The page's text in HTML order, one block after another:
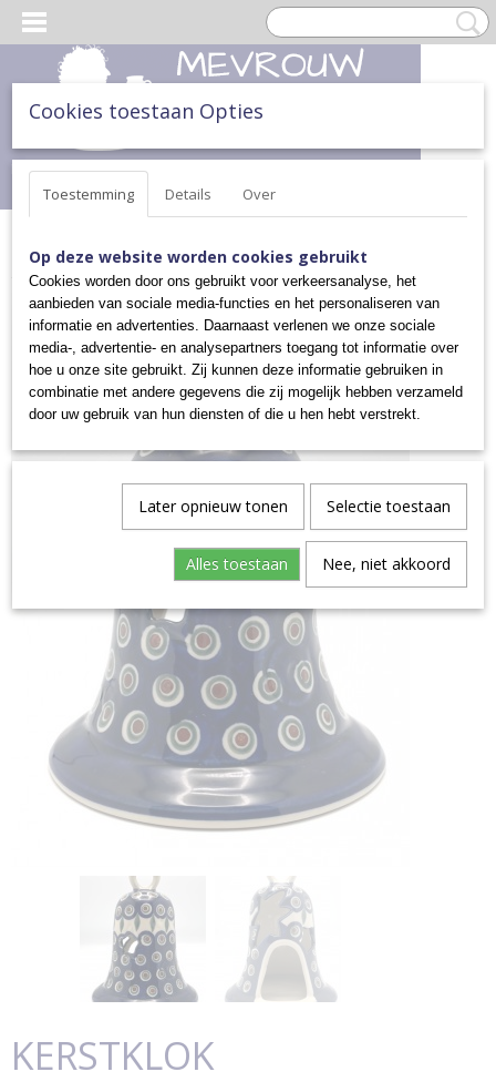
Inloggen Registreren
Home >KERST>KERSTKLOK
KERSTKLOK
Cookies toestaan Opties
Toestemming Details Over
Op deze website worden cookies gebruikt
Cookies worden door ons gebruikt voor verkeersanalyse, het
aanbieden van sociale media-functies en het personaliseren van
informatie en advertenties. Daarnaast verlenen we onze sociale
media-, advertentie- en analysepartners toegang tot informatie over
hoe u onze site gebruikt. Zij kunnen deze informatie gebruiken in
combinatie met andere gegevens die zij mogelijk hebben verzameld
door uw gebruik van hun diensten of die u hen hebt verstrekt.
Later opnieuw tonen Selectie toestaan
Alles toestaan Nee, niet akkoord